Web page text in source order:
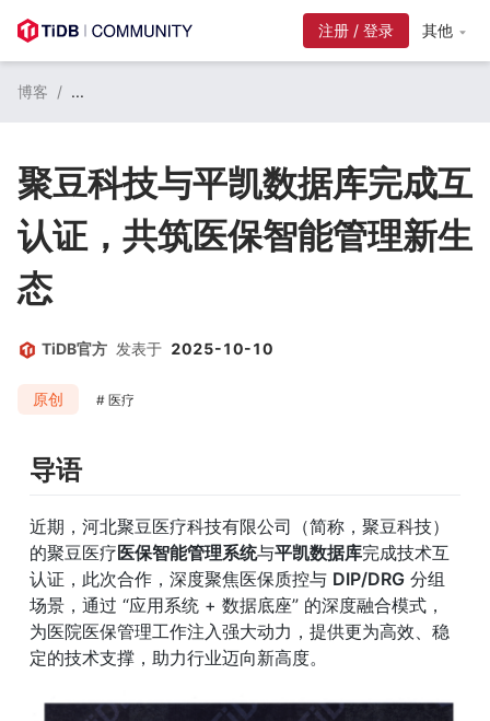
注册 / 登录 其他
博客 / ...
聚豆科技与平凯数据库完成互
认证，共筑医保智能管理新生
态
TiDB官方 发表于 2025-10-10
原创 医疗
导语
近期，河北聚豆医疗科技有限公司（简称，聚豆科技）
的聚豆医疗医保智能管理系统与平凯数据库完成技术互
认证，此次合作，深度聚焦医保质控与 DIP/DRG 分组
场景，通过 “应用系统 + 数据底座” 的深度融合模式，
为医院医保管理工作注入强大动力，提供更为高效、稳
定的技术支撑，助力行业迈向新高度。